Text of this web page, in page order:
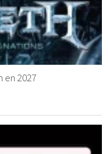
en 2027